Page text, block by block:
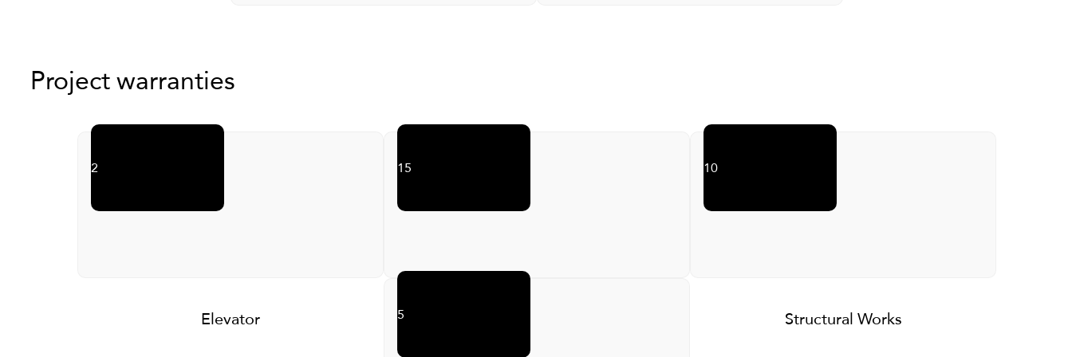
Projectwarranties
Elevator
2 15
Structural Works
10
5